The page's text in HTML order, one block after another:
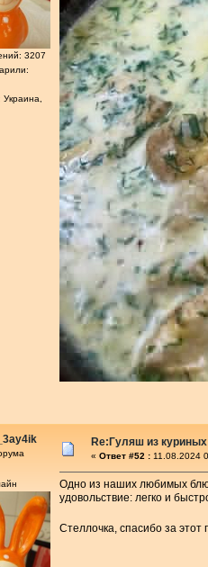
3207
Re:Гуляш из
« Ответ #52 : 11.08.2024
Одно из наших любимых
удовольствие: легко и
Стеллочка, спасибо за